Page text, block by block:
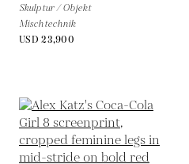
Skulptur / Objekt
Mischtechnik
USD 23,900